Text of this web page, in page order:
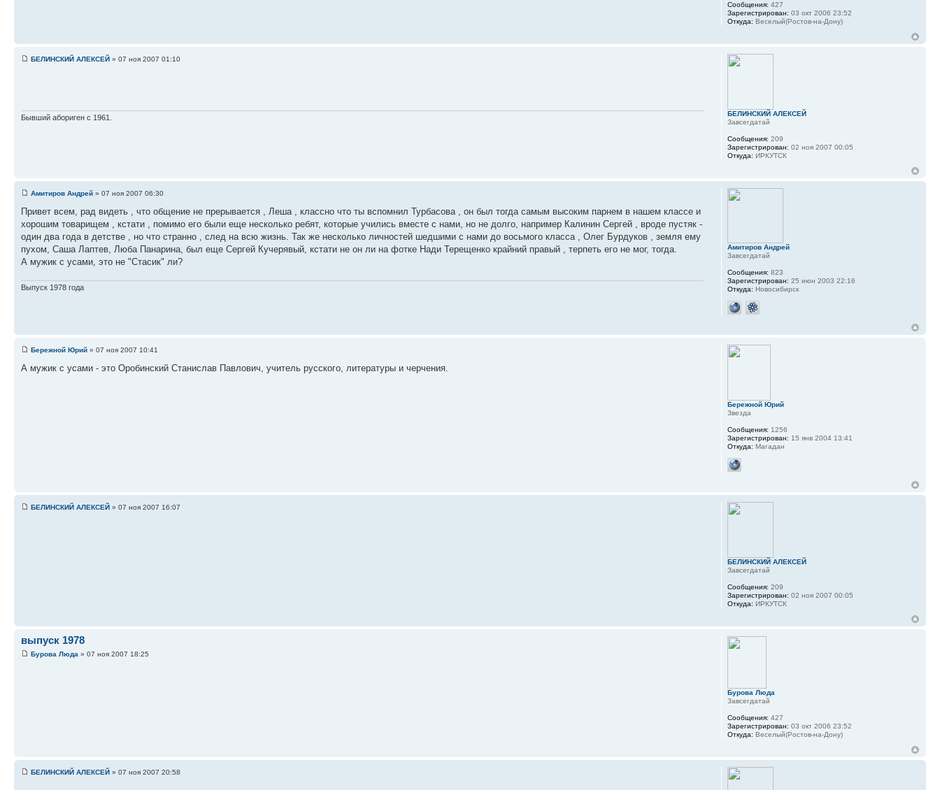
Сообщения: 427
Зарегистрирован: 03 окт 2006 23:52
Откуда: Веселый(Ростов-на-Дону)
БЕЛИНСКИЙ АЛЕКСЕЙ » 07 ноя 2007 01:10
Бывший абориген с 1961.
БЕЛИНСКИЙ АЛЕКСЕЙ
Завсегдатай
Сообщения: 209
Зарегистрирован: 02 ноя 2007 00:05
Откуда: ИРКУТСК
Амитиров Андрей » 07 ноя 2007 06:30
Привет всем, рад видеть , что общение не прерывается , Леша , классно что ты вспомнил Турбасова , он был тогда самым высоким парнем в нашем классе и
хорошим товарищем , кстати , помимо его были еще несколько ребят, которые учились вместе с нами, но не долго, например Калинин Сергей , вроде пустяк -
один два года в детстве , но что странно , след на всю жизнь. Так же несколько личностей шедшими с нами до восьмого класса , Олег Бурдуков , земля ему
пухом, Саша Лаптев, Люба Панарина, был еще Сергей Кучерявый, кстати не он ли на фотке Нади Терещенко крайний правый , терпеть его не мог, тогда.
А мужик с усами, это не "Стасик" ли?
Выпуск 1978 года
Амитиров Андрей
Завсегдатай
Сообщения: 823
Зарегистрирован: 25 июн 2003 22:16
Откуда: Новосибирск
Бережной Юрий » 07 ноя 2007 10:41
А мужик с усами - это Оробинский Станислав Павлович, учитель русского, литературы и черчения.
Бережной Юрий
Звезда
Сообщения: 1256
Зарегистрирован: 15 янв 2004 13:41
Откуда: Магадан
БЕЛИНСКИЙ АЛЕКСЕЙ » 07 ноя 2007 16:07
БЕЛИНСКИЙ АЛЕКСЕЙ
Завсегдатай
Сообщения: 209
Зарегистрирован: 02 ноя 2007 00:05
Откуда: ИРКУТСК
выпуск 1978
Бурова Люда » 07 ноя 2007 18:25
Бурова Люда
Завсегдатай
Сообщения: 427
Зарегистрирован: 03 окт 2006 23:52
Откуда: Веселый(Ростов-на-Дону)
БЕЛИНСКИЙ АЛЕКСЕЙ » 07 ноя 2007 20:58